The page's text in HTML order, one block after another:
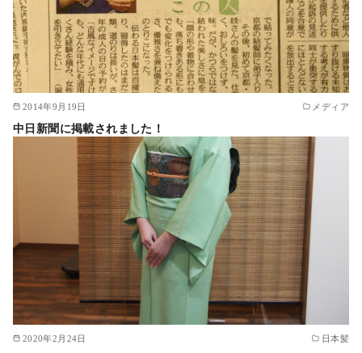
2014年9月19日 メディア
中日新聞に掲載されました！
2020年2月24日 日本髪